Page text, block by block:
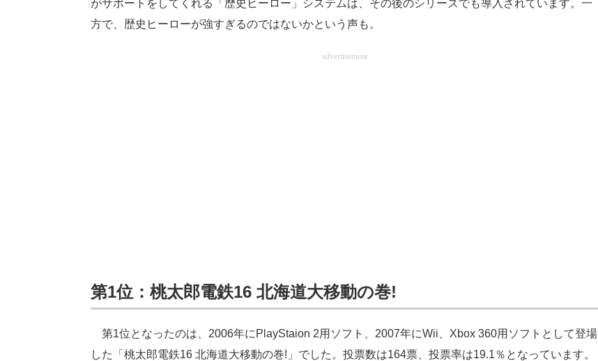
がサポートをしてくれる「歴史ヒーロー」システムは、その後のシリーズでも導入されています。一
方で、歴史ヒーローが強すぎるのではないかという声も。
advertisement
第1位：桃太郎電鉄16 北海道大移動の巻!
第1位となったのは、2006年にPlayStaion 2用ソフト、2007年にWii、Xbox 360用ソフトとして登場
した「桃太郎電鉄16 北海道大移動の巻!」でした。投票数は164票、投票率は19.1％となっています。